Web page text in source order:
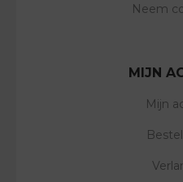
Neem
MIJN
Mijn